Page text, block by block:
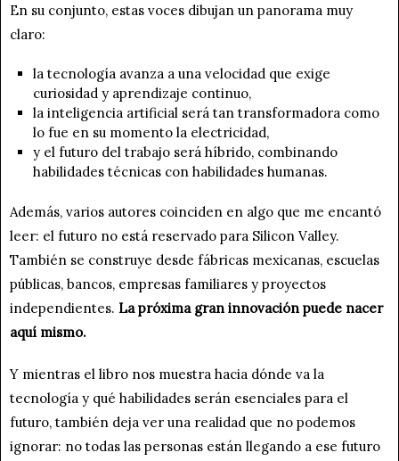
En su conjunto, estas voces dibujan un panorama muy
claro:
la tecnología avanza a una velocidad que exige
curiosidad y aprendizaje continuo,
la inteligencia artificial será tan transformadora como
lo fue en su momento la electricidad,
y el futuro del trabajo será híbrido, combinando
habilidades técnicas con habilidades humanas.
Además, varios autores coinciden en algo que me encantó
leer: el futuro no está reservado para Silicon Valley.
También se construye desde fábricas mexicanas, escuelas
públicas, bancos, empresas familiares y proyectos
independientes. La próxima gran innovación puede nacer
aquí mismo.
Y mientras el libro nos muestra hacia dónde va la
tecnología y qué habilidades serán esenciales para el
futuro, también deja ver una realidad que no podemos
ignorar: no todas las personas están llegando a ese futuro